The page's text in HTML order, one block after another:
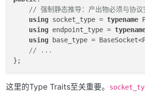
// 强制静态推导：产出物必须与协议
using socket_type = typename
using endpoint_type =
using base_type =
// ...
这里的Type Traits至关重要。